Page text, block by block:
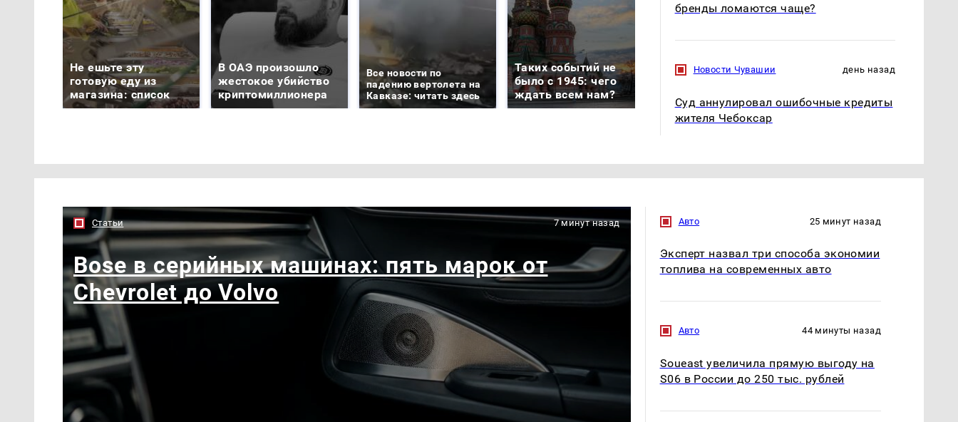
Не ешьте эту
готовую еду из
магазина: список
В ОАЭ произошло
жестокое убийство
криптомиллионера
Все новости по
падению вертолета на
Кавказе: читать здесь
Таких событий не
было с 1945: чего
ждать всем нам?
В магазинах России
продукта: что купить?
полицейскую
бренды ломаются чаще?
Новости Чувашии день назад
Суд аннулировал ошибочные кредиты
жителя Чебоксар
Статьи 7 минут назад
Bose в серийных машинах: пять марок от
Chevrolet до Volvo
Авто 25 минут назад
Эксперт назвал три способа экономии
топлива на современных авто
Авто 44 минуты назад
Soueast увеличила прямую выгоду на
S06 в России до 250 тыс. рублей